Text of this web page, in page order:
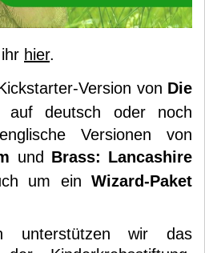
hier.
Version von Die
auf deutsch oder noch
Versionen von
und Brass: Lancashire
um ein Wizard-Paket
unterstützen wir das